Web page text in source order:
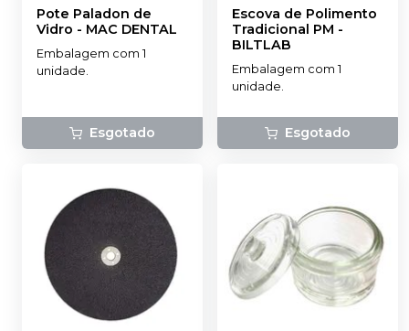
Pote Paladon de
Vidro - MAC DENTAL
Embalagem com 1
unidade.
Esgotado
Escova de Polimento
Tradicional PM -
BILTLAB
Embalagem com 1
unidade.
Esgotado